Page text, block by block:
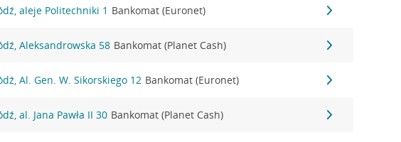
aleje Politechniki 1 Bankomat (Euronet)
Aleksandrowska 58 Bankomat (Planet Cash)
Al. Gen. W. Sikorskiego 12 Bankomat (Euronet)
al. Jana Pawła II 30 Bankomat (Planet Cash)